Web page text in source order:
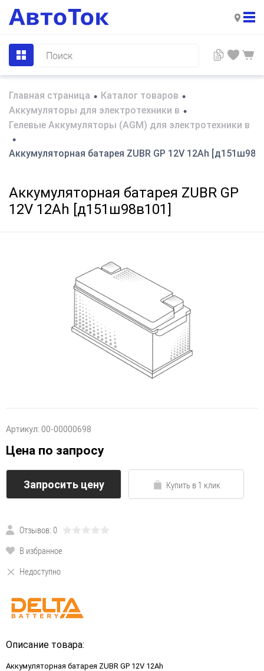
Главная страница • Каталог товаров •
Аккумуляторы для электротехники в •
Гелевые Аккумуляторы (AGM) для электротехники в
•
Аккумуляторная батарея ZUBR GP 12V 12Ah
Аккумуляторная батарея ZUBR GP
12V 12Ah [д151ш98в101]
Артикул: 00-00000698
Цена по запросу
Запросить цену Купить в 1 клик
Отзывов: 0
В избранное
Недоступно
Описание товара:
Аккумуляторная батарея ZUBR GP 12V 12Ah